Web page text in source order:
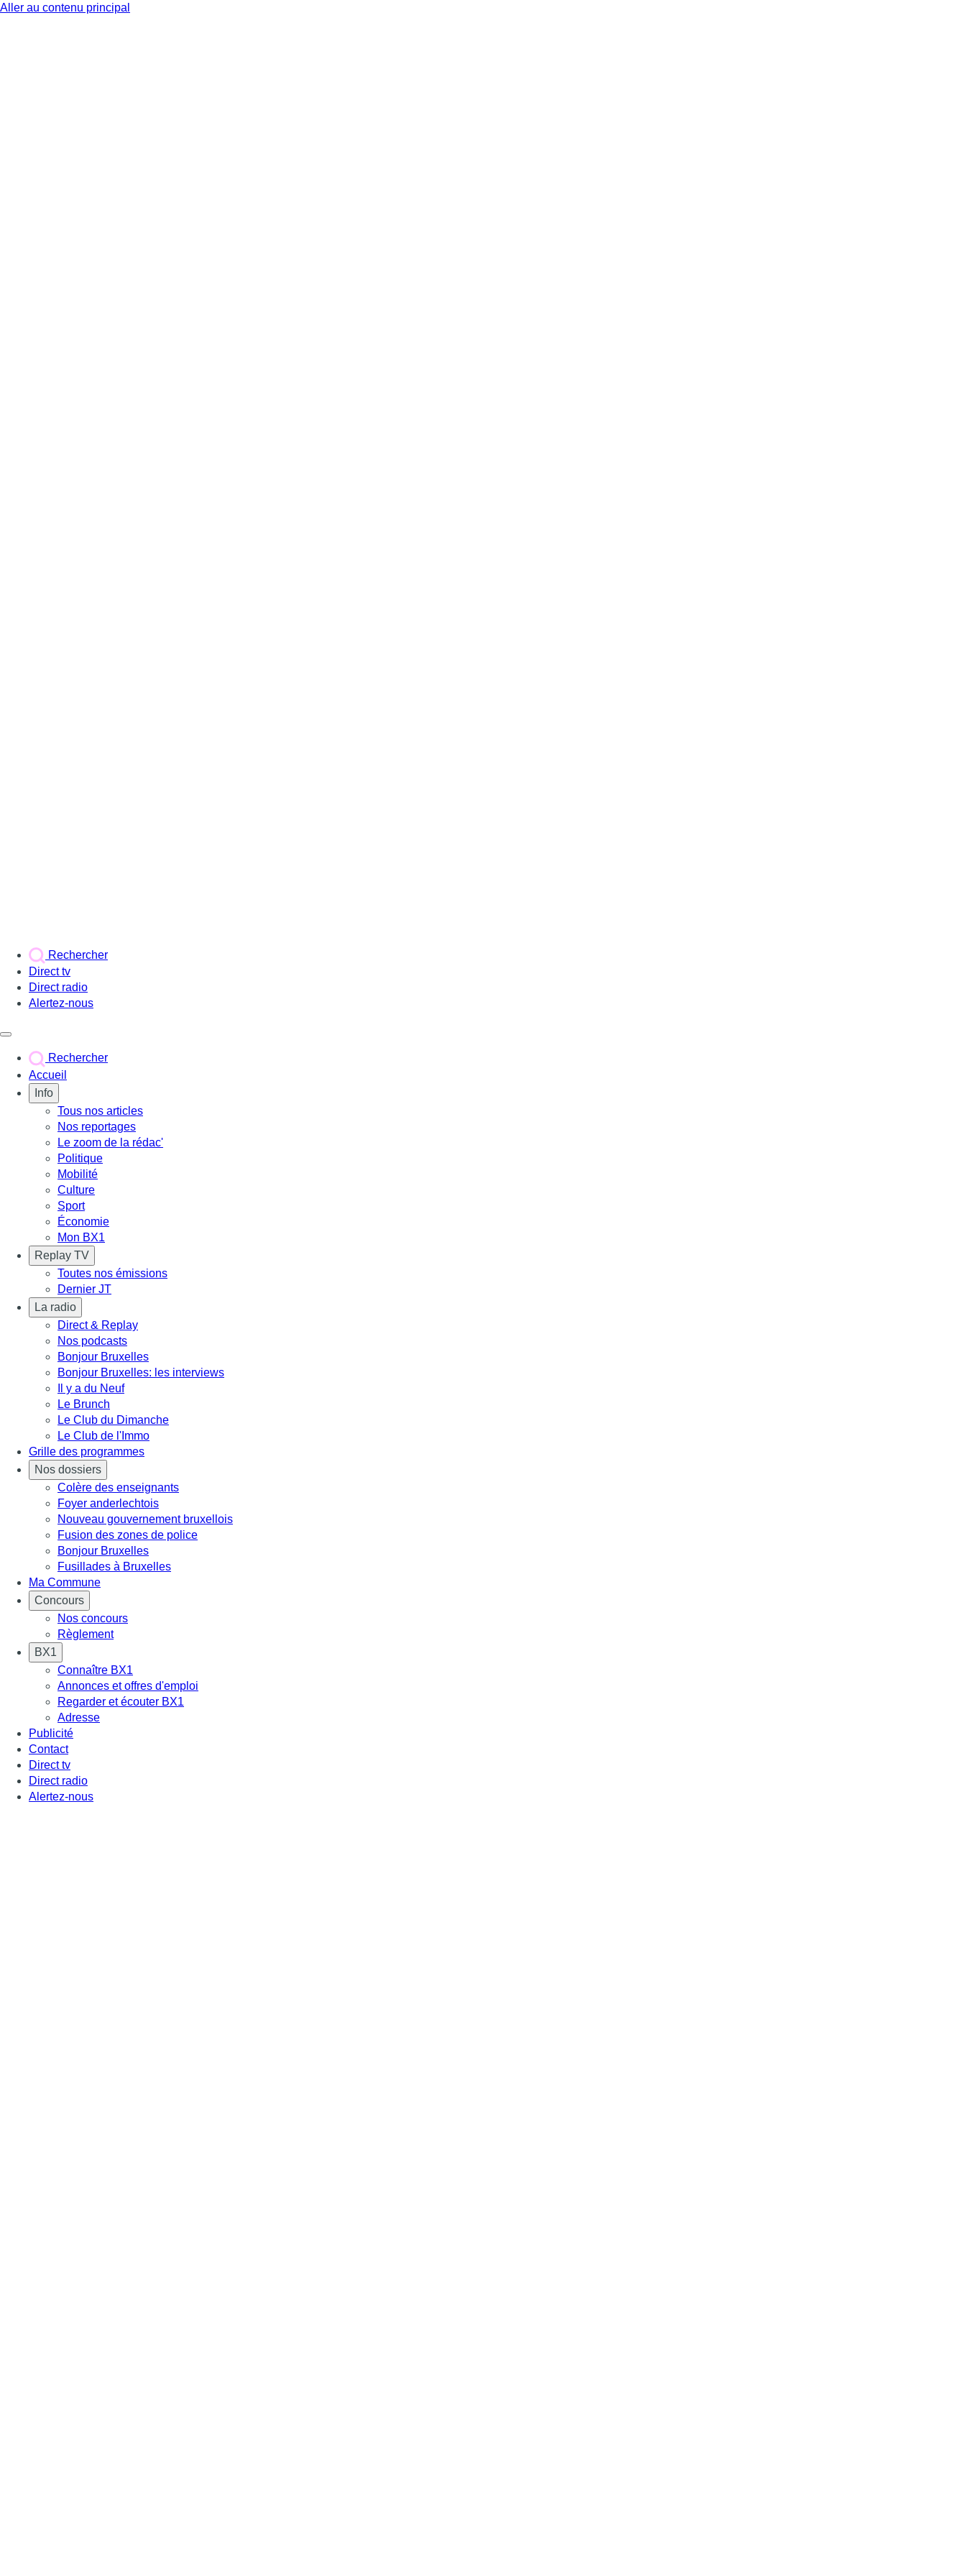
Aller au contenu principal
Rechercher
Direct tv
Direct radio
Alertez-nous
Rechercher
Accueil
Info
Tous nos articles
Nos reportages
Le zoom de la rédac'
Politique
Mobilité
Culture
Sport
Économie
Mon BX1
Replay TV
Toutes nos émissions
Dernier JT
La radio
Direct & Replay
Nos podcasts
Bonjour Bruxelles
Bonjour Bruxelles: les interviews
Il y a du Neuf
Le Brunch
Le Club du Dimanche
Le Club de l'Immo
Grille des programmes
Nos dossiers
Colère des enseignants
Foyer anderlechtois
Nouveau gouvernement bruxellois
Fusion des zones de police
Bonjour Bruxelles
Fusillades à Bruxelles
Ma Commune
Concours
Nos concours
Règlement
BX1
Connaître BX1
Annonces et offres d'emploi
Regarder et écouter BX1
Adresse
Publicité
Contact
Direct tv
Direct radio
Alertez-nous